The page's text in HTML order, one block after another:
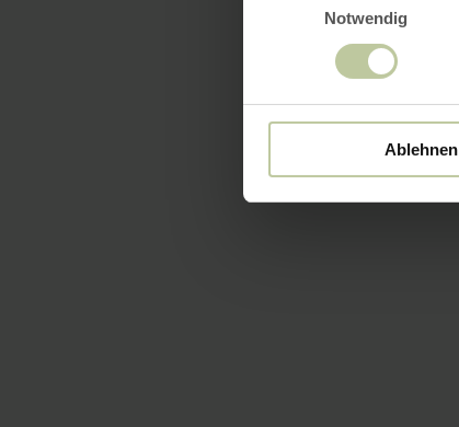
Notwendig
Ablehnen